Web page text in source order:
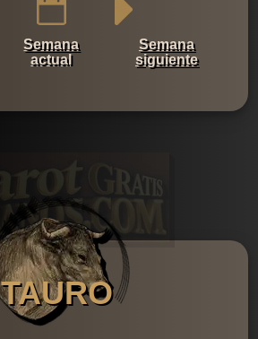
Semana
actual
Semana
siguiente
TAURO